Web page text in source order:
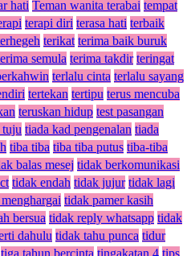
hati Teman wanita terabai tempat
terapi diri terasa hati terbaik
terikat terima baik buruk
semula terima takdir teringat
terlalu cinta terlalu sayang
tertekan tertipu terus mencuba
teruskan hidup test pasangan
tuju tiada kad pengenalan tiada
tiba tiba tiba tiba putus tiba-tiba
balas mesej tidak berkomunikasi
tidak endah tidak jujur tidak lagi
tidak pamer kasih
bersua tidak reply whatsapp tidak
dahulu tidak tahu punca tidur
tiga tahun bercinta tingakatan 4 tips